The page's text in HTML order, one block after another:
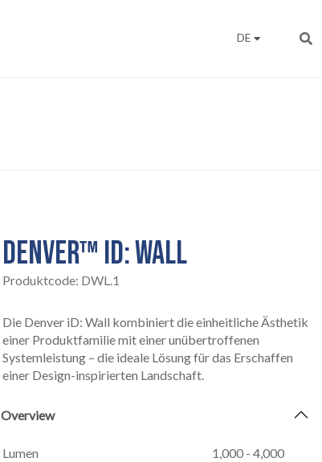
DE
DENVER™ ID: WALL
Produktcode: DWL.1
Die Denver iD: Wall kombiniert die einheitliche Ästhetik
einer Produktfamilie mit einer unübertroffenen
Systemleistung – die ideale Lösung für das Erschaffen
einer Design-inspirierten Landschaft.
Overview
Lumen
1,000 - 4,000